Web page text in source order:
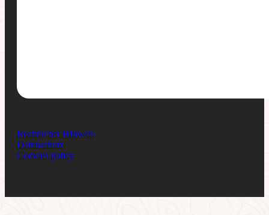
Rechtlicher Hinweis
Datenschutz
Cookies policy